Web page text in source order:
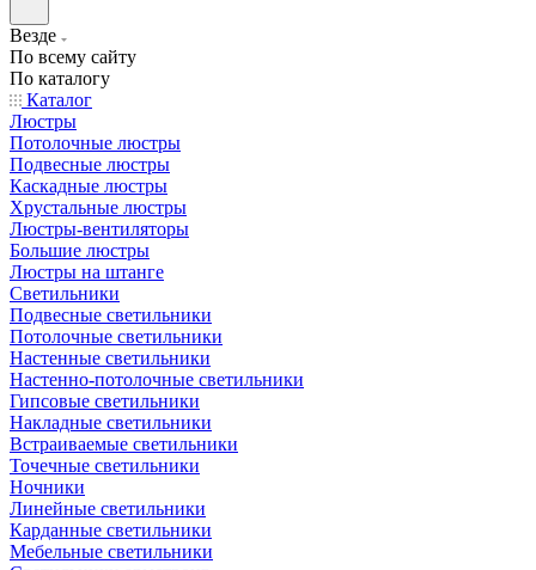
Везде
По всему сайту
По каталогу
Каталог
Люстры
Потолочные люстры
Подвесные люстры
Каскадные люстры
Хрустальные люстры
Люстры-вентиляторы
Большие люстры
Люстры на штанге
Светильники
Подвесные светильники
Потолочные светильники
Настенные светильники
Настенно-потолочные светильники
Гипсовые светильники
Накладные светильники
Встраиваемые светильники
Точечные светильники
Ночники
Линейные светильники
Карданные светильники
Мебельные светильники